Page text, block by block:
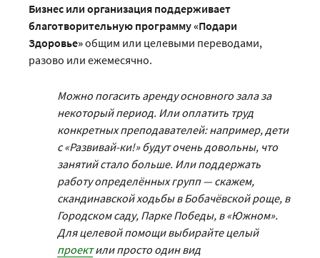
Бизнес или организация поддерживает
благотворительную программу «Подари
Здоровье»общим или целевыми переводами,
разово или ежемесячно.
Можно погасить аренду основного зала за
некоторый период. Или оплатить труд
конкретных преподавателей: например, дети
с «Развивай-ки!» будут очень довольны, что
занятий стало больше. Или поддержать
работу определённых групп — скажем,
скандинавской ходьбы в Бобачёвской роще, в
Городском саду, Парке Победы, в «Южном».
Для целевой помощи выбирайте целый
проектили просто один вид